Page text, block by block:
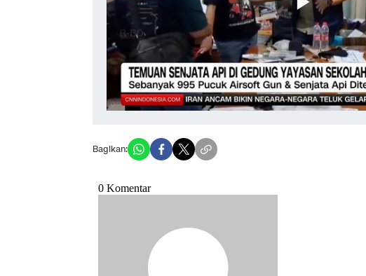
Bagikan: